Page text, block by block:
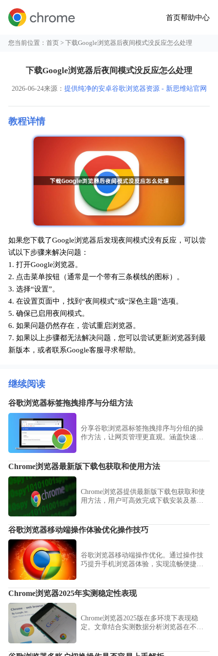
首页帮助中心
您当前位置：首页 > 下载Google浏览器后夜间模式没反应怎么处理
下载Google浏览器后夜间模式没反应怎么处理
2026-06-24来源： 提供纯净的安卓谷歌浏览器资源 - 新思维站官网
教程详情
如果您下载了Google浏览器后发现夜间模式没有反应，可以尝
试以下步骤来解决问题：
1. 打开Google浏览器。
2. 点击菜单按钮（通常是一个带有三条横线的图标）。
3. 选择“设置”。
4. 在设置页面中，找到“夜间模式”或“深色主题”选项。
5. 确保已启用夜间模式。
6. 如果问题仍然存在，尝试重启浏览器。
7. 如果以上步骤都无法解决问题，您可以尝试更新浏览器到最
新版本，或者联系Google客服寻求帮助。
继续阅读
谷歌浏览器标签拖拽排序与分组方法
分享谷歌浏览器标签拖拽排序与分组的操
作方法，让网页管理更直观。涵盖快速调
Chrome浏览器最新版下载包获取和使用方法
Chrome浏览器提供最新版下载包获取和使
用方法，用户可高效完成下载安装及基础
谷歌浏览器移动端操作体验优化操作技巧
谷歌浏览器移动端操作优化。通过操作技
巧提升手机浏览器体验，实现流畅便捷的
Chrome浏览器2025年实测稳定性表现
Chrome浏览器2025版在多环境下表现稳
定。文章结合实测数据分析浏览器在不同